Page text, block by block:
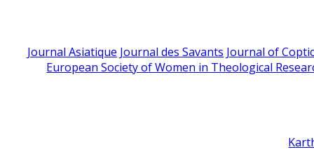
Journal Asiatique Journal des Savants Journal of
European Society of Women in Theological